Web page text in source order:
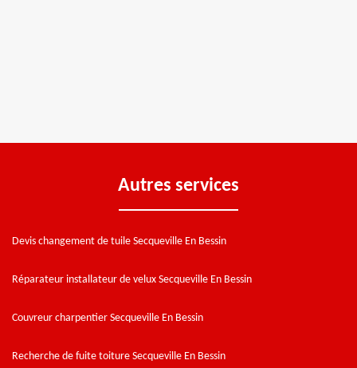
Autres services
Devis changement de tuile Secqueville En Bessin
Réparateur installateur de velux Secqueville En Bessin
Couvreur charpentier Secqueville En Bessin
Recherche de fuite toiture Secqueville En Bessin